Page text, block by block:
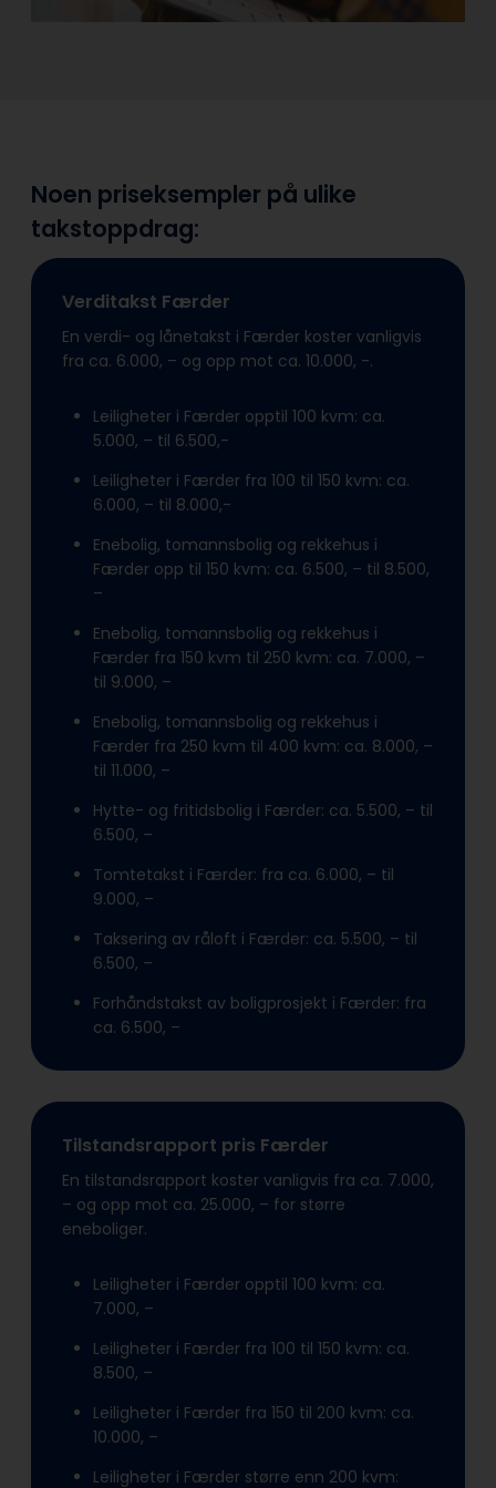
Noen priseksempler på ulike
takstoppdrag:
Verditakst Færder
En verdi- og lånetakst i Færder koster vanligvis
fra ca. 6.000, – og opp mot ca. 10.000, -.
Leiligheter i Færder opptil 100 kvm: ca.
5.000, – til 6.500,-
Leiligheter i Færder fra 100 til 150 kvm: ca.
6.000, – til 8.000,-
Enebolig, tomannsbolig og rekkehus i
Færder opp til 150 kvm: ca. 6.500, – til 8.500,
–
Enebolig, tomannsbolig og rekkehus i
Færder fra 150 kvm til 250 kvm: ca. 7.000, –
til 9.000, –
Enebolig, tomannsbolig og rekkehus i
Færder fra 250 kvm til 400 kvm: ca. 8.000, –
til 11.000, –
Hytte- og fritidsbolig i Færder: ca. 5.500, – til
6.500, –
Tomtetakst i Færder: fra ca. 6.000, – til
9.000, –
Taksering av råloft i Færder: ca. 5.500, – til
6.500, –
Forhåndstakst av boligprosjekt i Færder: fra
ca. 6.500, –
Tilstandsrapport pris Færder
En tilstandsrapport koster vanligvis fra ca. 7.000,
– og opp mot ca. 25.000, – for større
eneboliger.
Leiligheter i Færder opptil 100 kvm: ca.
7.000, –
Leiligheter i Færder fra 100 til 150 kvm: ca.
8.500, –
Leiligheter i Færder fra 150 til 200 kvm: ca.
10.000, –
Leiligheter i Færder større enn 200 kvm: